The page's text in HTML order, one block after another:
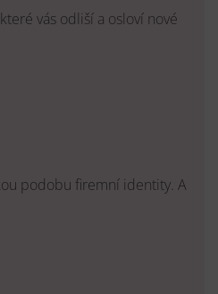
vás odliší a osloví nové
podobu firemní identity. A